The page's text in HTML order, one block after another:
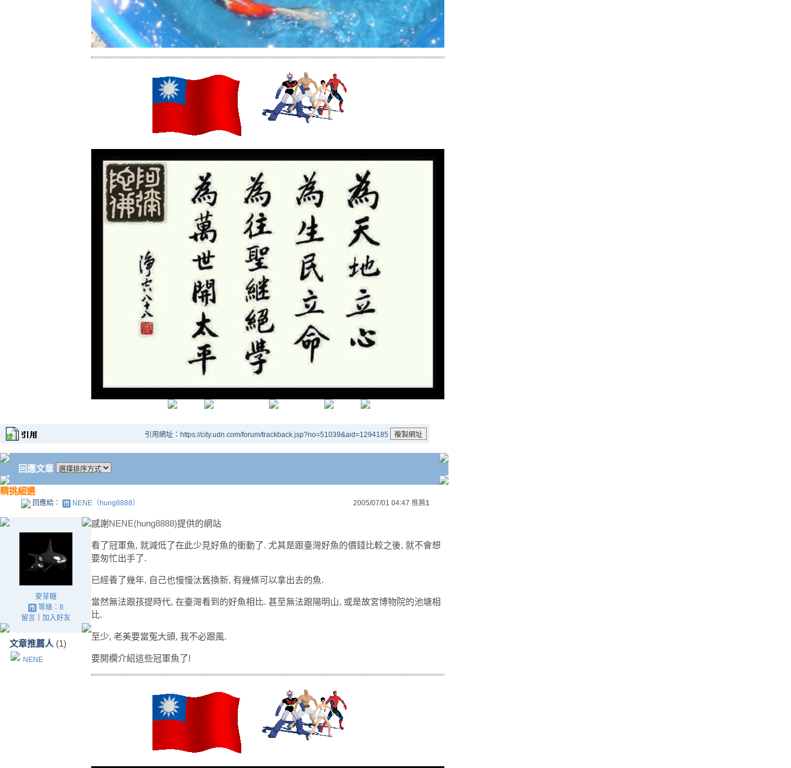
引用網址：https://city.udn.com/forum/trackback.jsp?no=51039&aid=1294185
回應文章
精挑細選
回應給： NENE（hung8888） 2005/07/01 04:47 推薦1
麥芽糖
等級：8
留言｜ 加入好友
文章推薦人 (1)
NENE
感謝NENE(hung8888)提供的網站
看了冠軍魚, 就減低了在此少見好魚的衝動了. 尤其是跟臺灣好魚的價錢比較之後, 就不會想
要匆忙出手了.
已經養了幾年, 自己也慢慢汰舊換新, 有幾條可以拿出去的魚.
當然無法跟孩提時代, 在臺灣看到的好魚相比. 甚至無法跟陽明山, 或是故宮博物院的池塘相
比.
至少, 老美要當冤大頭, 我不必跟風.
要開欄介紹這些冠軍魚了!